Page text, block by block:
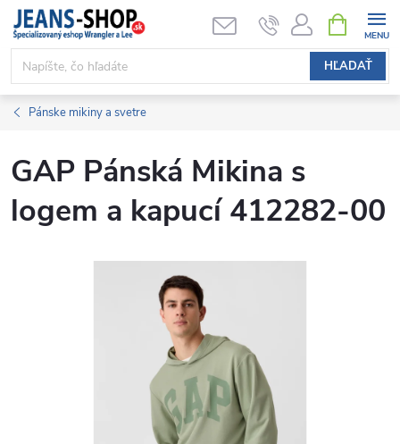
Prejsť
obsah
HĽADAŤ
KOŠÍK
Pánske mikiny a svetre
GAP Pánská Mikina s
logem a kapucí 412282-00